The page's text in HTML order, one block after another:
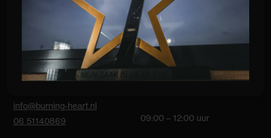
Franciscusweg 307
1216 SL Hilversum
info@burning-heart.nl
06 51140869
OPENINGSTIJDEN
Bar/balie:
09:00 – 12:00 uur